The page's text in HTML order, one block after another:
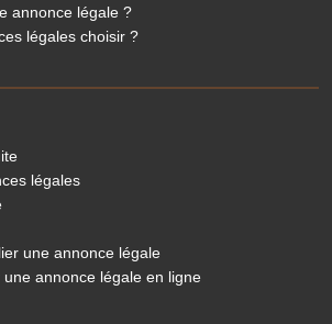
annonce légale ?
légales choisir ?
légales
une annonce légale
annonce légale en ligne